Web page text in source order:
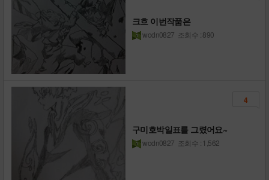
크흐 이번작품은
wodn0827 조회수 : 890
구미호박일표를 그렸어요~
wodn0827 조회수 : 1,562
4